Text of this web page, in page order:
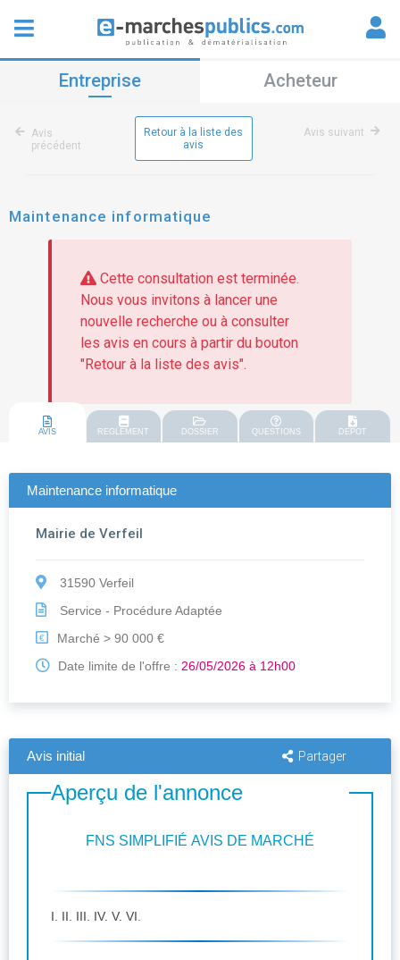
Entreprise Acheteur
Avis
précédent
Retour à la liste des
avis
Avis suivant
Maintenance informatique
Cette consultation est terminée.
Nous vous invitons à lancer une
nouvelle recherche ou à consulter
les avis en cours à partir du bouton
"Retour à la liste des avis".
AVIS REGLEMENT DOSSIER QUESTIONS DEPOT
Maintenance informatique
Mairie de Verfeil
31590 Verfeil
Service - Procédure Adaptée
€
Marché > 90 000 €
Date limite de l'offre : 26/05/2026 à 12h00
Avis initial Partager
Aperçu de l'annonce
FNS SIMPLIFIÉ AVIS DE MARCHÉ
I. II. III. IV. V. VI.